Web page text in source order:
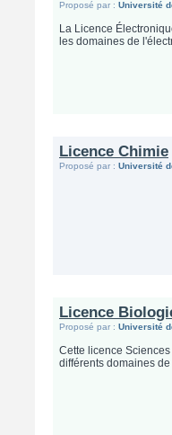
Proposé par : Université
La Licence
les domaines de
Licence Chimie
Proposé par : Université
Licence
Proposé par : Université
Cette licence
différents domaines de